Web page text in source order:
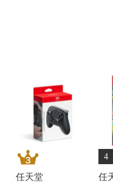
任天堂
4
任